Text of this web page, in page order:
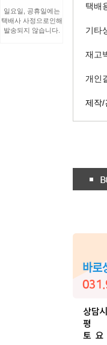
일요일, 공휴일에는
택배사 사정으로인해
발송되지 않습니다.
택배
기타
재고
개인
제작/